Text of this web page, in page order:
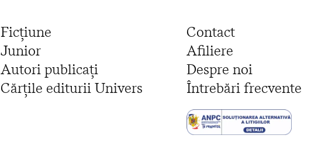
Ficțiune
Junior
Autori publicați
Cărțile editurii Univers
Contact
Afiliere
Despre noi
Întrebări frecvente